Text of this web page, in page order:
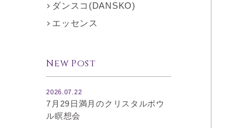
ダンスコ(DANSKO)
エッセンス
New Post
2026.07.22
7月29日満月のクリスタルボウ
ル瞑想会